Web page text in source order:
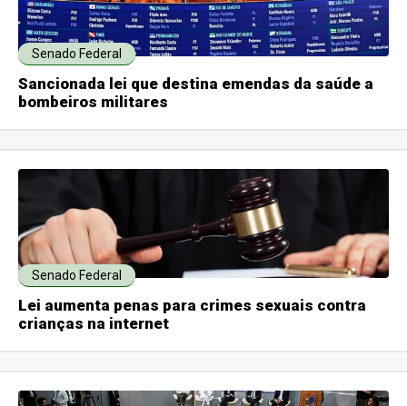
Senado Federal
Sancionada lei que destina emendas da saúde a
bombeiros militares
Senado Federal
Lei aumenta penas para crimes sexuais contra
crianças na internet